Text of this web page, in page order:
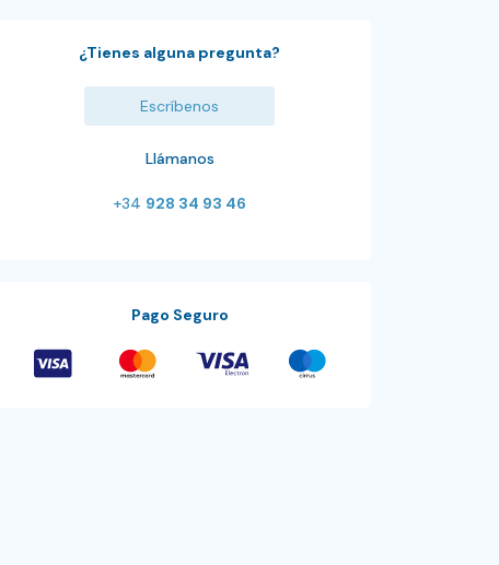
¿Tienes alguna pregunta?
Escríbenos
Llámanos
+34 928 34 93 46
Pago Seguro